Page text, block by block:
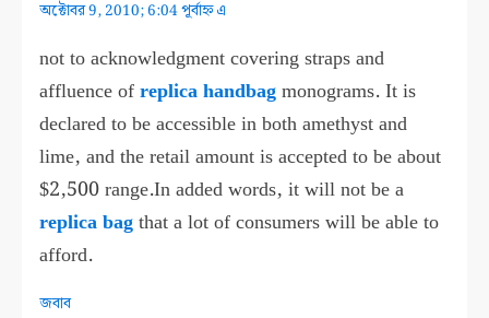
অক্টোবর 9, 2010; 6:04 পূর্বাহ্ন এ
not to acknowledgment covering straps and
affluence ofreplica handbagmonograms. It is
declared to be accessible in both amethyst and
lime, and the retail amount is accepted to be about
$2,500 range.In added words, it will not be a
replica bagthat a lot of consumers will be able to
afford.
জবাব